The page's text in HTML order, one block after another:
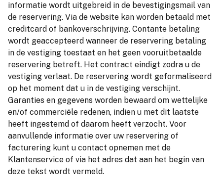
informatie wordt uitgebreid in de bevestigingsmail van
de reservering. Via de website kan worden betaald met
creditcard of bankoverschrijving. Contante betaling
wordt geaccepteerd wanneer de reservering betaling
in de vestiging toestaat en het geen vooruitbetaalde
reservering betreft. Het contract eindigt zodra u de
vestiging verlaat. De reservering wordt geformaliseerd
op het moment dat u in de vestiging verschijnt.
Garanties en gegevens worden bewaard om wettelijke
en/of commerciële redenen, indien u met dit laatste
heeft ingestemd of daarom heeft verzocht. Voor
aanvullende informatie over uw reservering of
facturering kunt u contact opnemen met de
Klantenservice of via het adres dat aan het begin van
deze tekst wordt vermeld.